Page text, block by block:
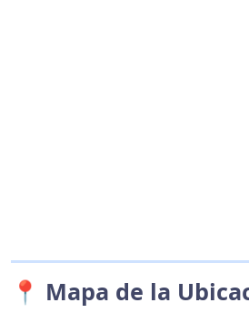
📍 Mapa de la